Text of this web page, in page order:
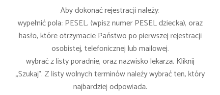
Aby dokonać rejestracji należy:
wypełnić pola: PESEL. (wpisz numer PESEL dziecka), oraz
hasło, które otrzymacie Państwo po pierwszej rejestracji
osobistej, telefonicznej lub mailowej.
wybrać z listy poradnie, oraz nazwisko lekarza. Kliknij
„Szukaj”. Z listy wolnych terminów należy wybrać ten, który
najbardziej odpowiada.